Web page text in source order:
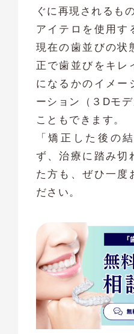
ぐに再現されるも
アイテロを使用す
現在の歯並びの状
正で歯並びをキレ
になるかのイメー
ーション（３Dモ
こともできます。
「矯正した後の
ず、治療に踏み切
た方も、ぜひ一度
ださい。